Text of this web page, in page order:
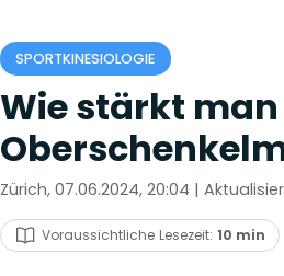
SPORTKINESIOLOGIE
Wie stärkt
Zürich, 07.06.2024, 20:04 |
Voraussichtliche Lesezeit: 10 min